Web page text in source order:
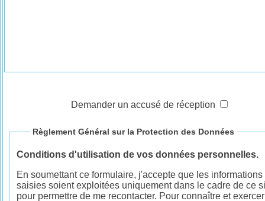
Demander un accusé de réception
Règlement Général sur la Protection des Données
Conditions d'utilisation de vos données personnelles.
En soumettant ce formulaire, j'accepte que les informations
saisies soient exploitées uniquement dans le cadre de ce
pour permettre de me recontacter. Pour connaître et